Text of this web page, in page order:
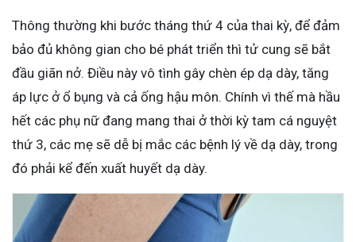
Thông thường khi bước tháng thứ 4 của thai kỳ, để đảm
bảo đủ không gian cho bé phát triển thì tử cung sẽ bắt
đầu giãn nở. Điều này vô tình gây chèn ép dạ dày, tăng
áp lực ở ổ bụng và cả ống hậu môn. Chính vì thế mà hầu
hết các phụ nữ đang mang thai ở thời kỳ tam cá nguyệt
thứ 3, các mẹ sẽ dễ bị mắc các bệnh lý về dạ dày, trong
đó phải kể đến xuất huyết dạ dày.